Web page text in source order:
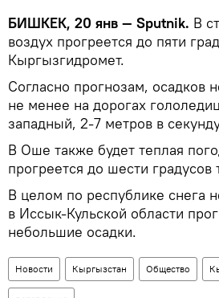
БИШКЕК, 20 янв — Sputnik. В
воздух прогреется до пяти
Кыргызгидромет.
Согласно прогнозам, осадков
не менее на дорогах
западный, 2-7 метров в
В Оше также будет теплая
прогреется до шести градусов
В целом по республике снега
в Иссык-Кульской области
небольшие осадки.
Новости Кыргызстан Общество